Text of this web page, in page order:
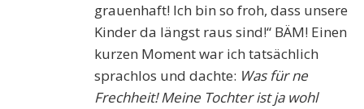
grauenhaft! Ich bin so froh, dass unsere
Kinder da längst raus sind!“ BÄM! Einen
kurzen Moment war ich tatsächlich
sprachlos und dachte: Was für ne
Frechheit! Meine Tochter ist ja wohl